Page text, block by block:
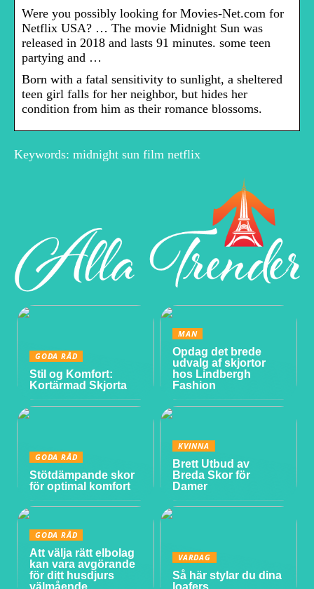
Were you possibly looking for Movies-Net.com for
Netflix USA? … The movie Midnight Sun was
released in 2018 and lasts 91 minutes. some teen
partying and …
Born with a fatal sensitivity to sunlight, a sheltered
teen girl falls for her neighbor, but hides her
condition from him as their romance blossoms.
Keywords: midnight sun film netflix
GODA RÅD
Stil og Komfort:
Kortärmad Skjorta
MAN
Opdag det brede
udvalg af skjortor
hos Lindbergh
Fashion
GODA RÅD
Stötdämpande skor
för optimal komfort
KVINNA
Brett Utbud av
Breda Skor för
Damer
GODA RÅD
Att välja rätt elbolag
kan vara avgörande
för ditt husdjurs
välmående
VARDAG
Så här stylar du dina
loafers